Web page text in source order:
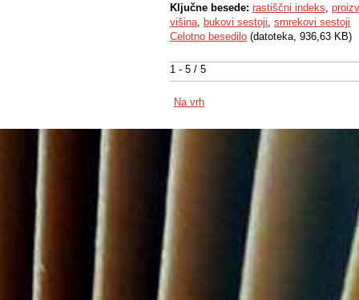
1 - 5 / 5
Ključne besede: rastiščni indeks,
višina, bukovi sestoji, smrekovi sestoji
Celotno besedilo (datoteka, 936,63 KB)
Na vrh